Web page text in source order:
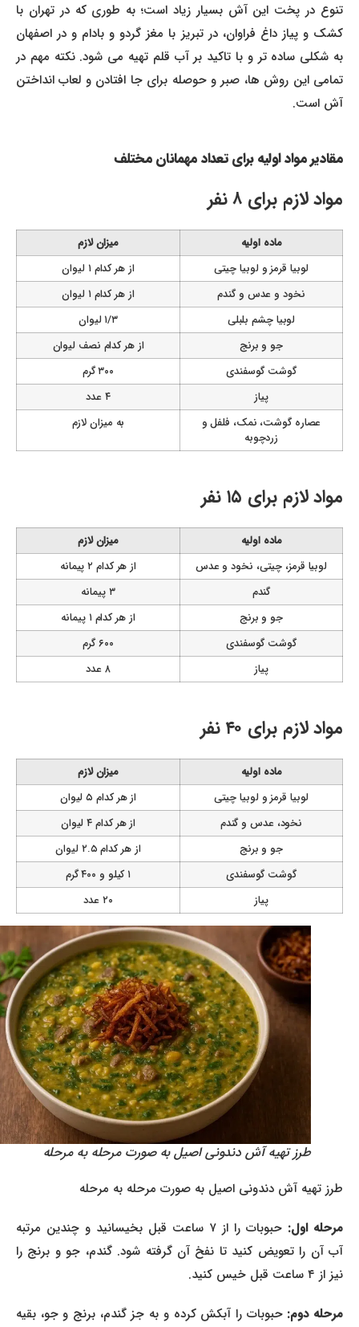
تنوع در پخت این آش بسیار زیاد است؛ به طوری که در تهران با
کشک و پیاز داغ فراوان، در تبریز با مغز گردو و بادام و در اصفهان
به شکلی ساده تر و با تاکید بر آب قلم تهیه می شود. نکته مهم در
تمامی این روش ها، صبر و حوصله برای جا افتادن و لعاب انداختن
آش است.
مقادیر مواد اولیه برای تعداد مهمانان مختلف
مواد لازم برای ۸ نفر
ماده اولیه
میزان لازم
لوبیا قرمز و لوبیا چیتی
از هر کدام ۱ لیوان
نخود و عدس و گندم
از هر کدام ۱ لیوان
لوبیا چشم بلبلی
جو و برنج
از هر کدام نصف لیوان
گوشت گوسفندی
عصاره گوشت، نمک، فلفل و
زردچوبه
به میزان لازم
مواد لازم برای ۱۵ نفر
ماده اولیه
میزان لازم
لوبیا قرمز، چیتی، نخود و عدس
از هر کدام ۲ پیمانه
گندم
جو و برنج
از هر کدام ۱ پیمانه
گوشت گوسفندی
مواد لازم برای ۴۰ نفر
ماده اولیه
میزان لازم
لوبیا قرمز و لوبیا چیتی
از هر کدام ۵ لیوان
نخود، عدس و گندم
از هر کدام ۴ لیوان
جو و برنج
از هر کدام ۲.۵ لیوان
گوشت گوسفندی
طرز تهیه آش دندونی اصیل به صورت مرحله به مرحله
طرز تهیه آش دندونی اصیل به صورت مرحله به مرحله
مرحله اول:
حبوبات را از ۷ ساعت قبل بخیسانید و چندین مرتبه
آب آن را تعویض کنید تا نفخ آن گرفته شود. گندم، جو و برنج را
نیز از ۴ ساعت قبل خیس کنید.
مرحله دوم:حبوبات را آبکش کرده و به جز گندم، برنج و جو، بقیه